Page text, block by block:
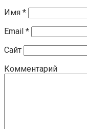
Имя *
Email *
Сайт
Комментарий